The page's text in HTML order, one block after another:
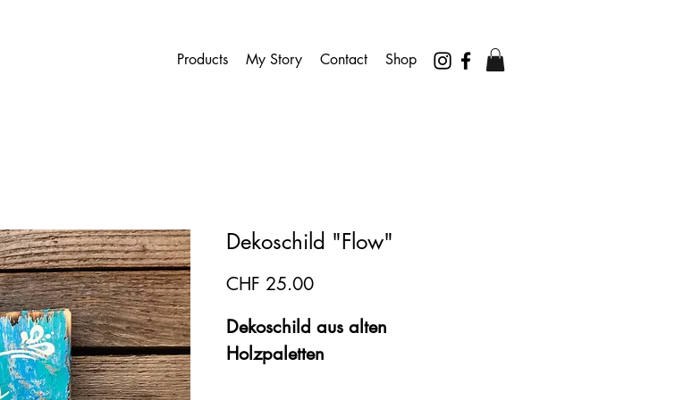
Products My Story Contact Shop
Dekoschild "Flow"
CHF 25.00Preis
Dekoschild aus alten
Holzpaletten